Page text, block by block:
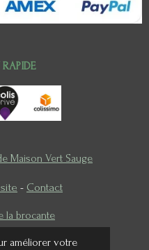
améliorer votre
Maison Vert Sauge
- Contact
la brocante